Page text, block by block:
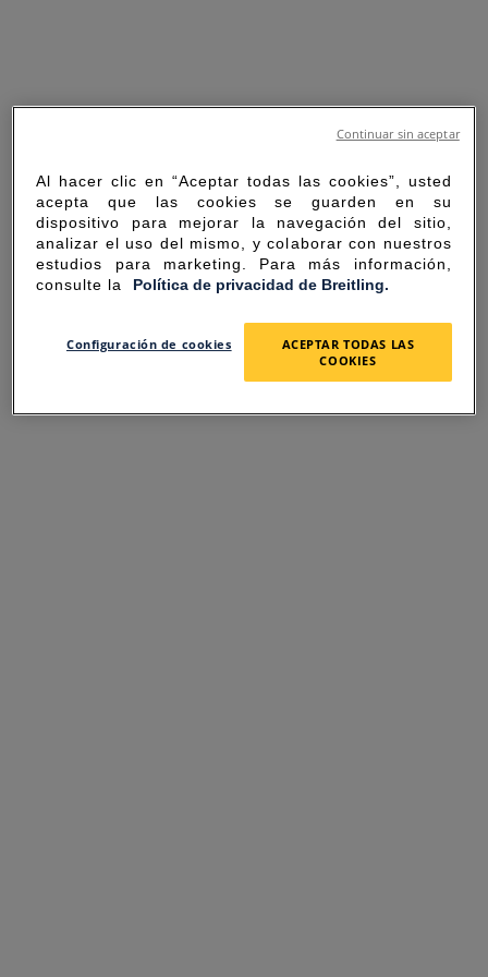
SORRY FOR THE
INCONVENIENCE
Al hacer clic en “Aceptar todas las cookies”, usted
acepta que las cookies se guarden en su
dispositivo para mejorar la navegación del sitio,
analizar el uso del mismo, y colaborar con nuestros
estudios para marketing. Para más información,
consulte la Política de privacidad de Breitling.
Configuración de cookies
ACEPTAR TODAS LAS
COOKIES
Continuar sin aceptar